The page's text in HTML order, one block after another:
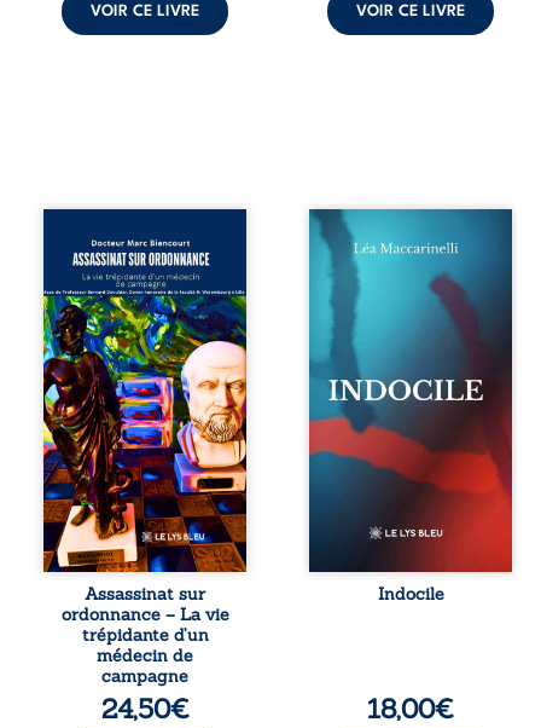
VOIR CE LIVRE VOIR CE LIVRE
Assassinat sur
ordonnance – La
vie trépidante
d’un médecin de
campagne est la
réédition enrichie
et actualisée du
témoignage du
Docteur Marc
Biencourt, ancien
médecin de
famille, qui revient
sur son parcours
médical, syndical
et ordinal. Depuis
septembre 2013, il
raconte le long
combat qui l’a
conduit à être
écarté du corps
médical, malgré
une décision de
première instance
Assassinat sur
ordonnance – La vie
trépidante d’un
médecin de
campagne
24,50€
Quatre parties.
Quatre refus.
Quatre visages
d’une existence en
friction. Entre les
silences qu’on ne
déchiffre pas, les
amours qu’on
dérange, les corps
qu’on administre
et les liens qu’on
sabote, cet
ouvrage parle à
vivent trop fort,
trop vrai, trop tôt.
traversée. Une
langue nue. Une
Indocile
18,00€